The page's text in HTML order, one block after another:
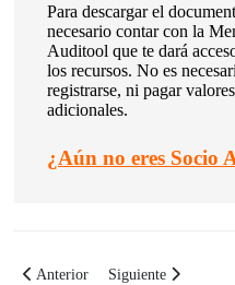
Para descargar el
necesario contar con la
Auditool que te dará
los recursos. No es
registrarse, ni pagar valores
adicionales.
¿Aún no eres Socio
Artículo anterior: Buenas
Anterior Artículo siguiente:
Siguiente